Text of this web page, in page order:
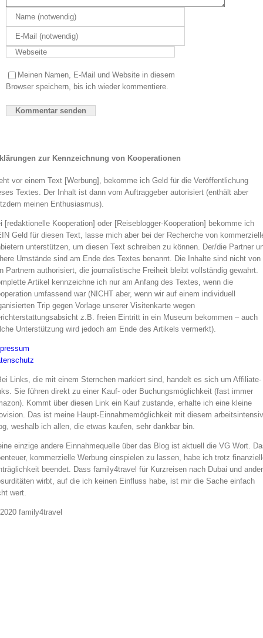
Meinen Namen, E-Mail und Website in diesem
Browser speichern, bis ich wieder kommentiere.
zur Kennzeichnung von Kooperationen
vor einem Text [Werbung], bekomme ich Geld für die Veröffentlichung
Textes. Der Inhalt ist dann vom Auftraggeber autorisiert (enthält aber
meinen Enthusiasmus).
[redaktionelle Kooperation] oder [Reiseblogger-Kooperation] bekomme ich
Geld für diesen Text, lasse mich aber bei der Recherche von
unterstützen, um diesen Text schreiben zu können. Der/die Partner
Umstände sind am Ende des Textes benannt. Die Inhalte sind nicht von
Partnern authorisiert, die journalistische Freiheit bleibt vollständig gewahrt.
Artikel kennzeichne ich nur am Anfang des Textes, wenn die
umfassend war (NICHT aber, wenn wir auf einem individuell
Trip gegen Vorlage unserer Visitenkarte wegen
z.B. freien Eintritt in ein Museum bekommen – auch
Unterstützung wird jedoch am Ende des Artikels vermerkt).
Links, die mit einem Sternchen markiert sind, handelt es sich um Affiliate-
Sie führen direkt zu einer Kauf- oder Buchungsmöglichkeit (fast immer
Kommt über diesen Link ein Kauf zustande, erhalte ich eine kleine
Das ist meine Haupt-Einnahmemöglichkeit mit diesem
weshalb ich allen, die etwas kaufen, sehr dankbar bin.
einzige andere Einnahmequelle über das Blog ist aktuell die VG Wort.
kommerzielle Werbung einspielen zu lassen, habe ich trotz
beendet. Dass family4travel für Kurzreisen nach Dubai und
wirbt, auf die ich keinen Einfluss habe, ist mir die Sache einfach
wert.
2020 family4travel